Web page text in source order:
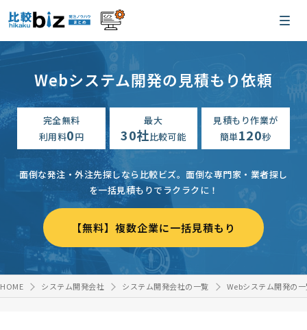
Webシステム開発の見積もり依頼
完全無料
利用料0円
最大
30社比較可能
見積もり作業が
簡単120秒
面倒な発注・外注先探しなら比較ビズ。 面倒な専門家・業者探し
を一括見積もりでラクラクに！
【無料】複数企業に一括見積もり
HOME システム開発会社 システム開発会社の一覧 Webシステム開発の